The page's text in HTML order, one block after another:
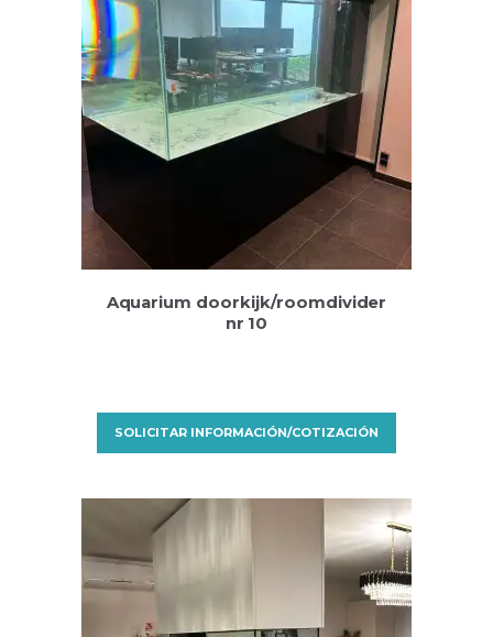
Aquarium doorkijk/roomdivider
nr 10
SOLICITAR INFORMACIÓN/COTIZACIÓN